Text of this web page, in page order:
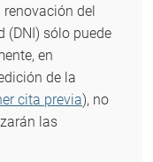
del
(DNI) sólo puede
en
de la
cita previa), no
las